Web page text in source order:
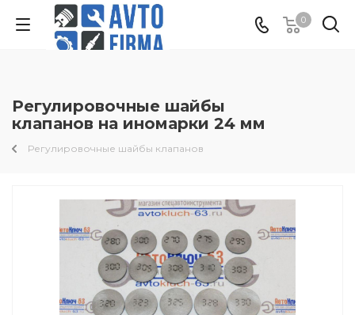
0
Регулировочные шайбы
клапанов на иномарки 24 мм
Регулировочные шайбы клапанов